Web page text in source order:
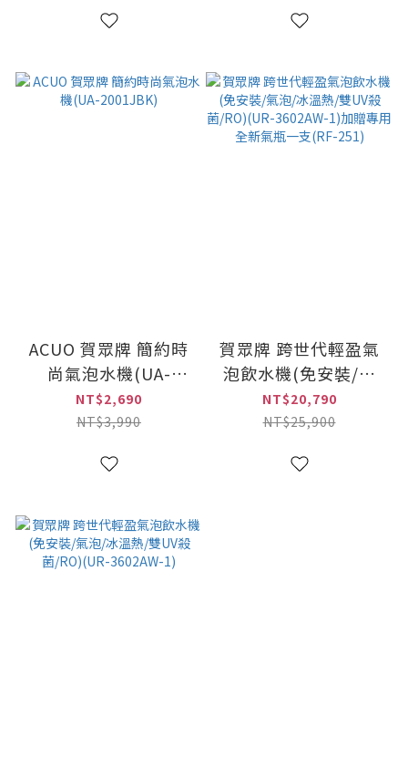
ACUO 賀眾牌 簡約時
尚氣泡水機(UA-
2001JBK)
NT$2,690
NT$3,990
賀眾牌 跨世代輕盈氣
泡飲水機(免安裝/氣
泡/冰溫熱/雙UV殺
菌/RO)(UR-3602AW-
支(RF-251)
NT$20,790
NT$25,900